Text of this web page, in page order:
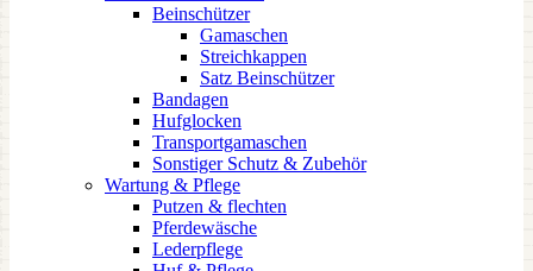
Beinschützer
Gamaschen
Streichkappen
Satz Beinschützer
Bandagen
Hufglocken
Transportgamaschen
Sonstiger Schutz & Zubehör
Wartung & Pflege
Putzen & flechten
Pferdewäsche
Lederpflege